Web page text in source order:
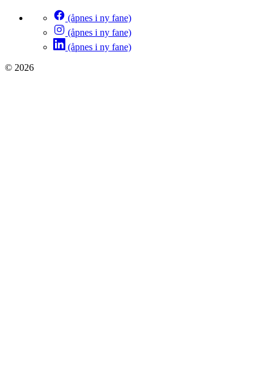
(åpnes i ny fane)
(åpnes i ny fane)
(åpnes i ny fane)
© 2026